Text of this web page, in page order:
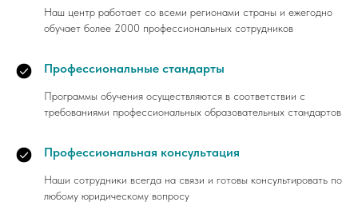
Наш центр работает со всеми регионами страны и ежегодно
обучает более 2000 профессиональных сотрудников
Профессиональные стандарты
Программы обучения осуществляются в соответствии с
требованиями профессиональных образовательных стандартов
Профессиональная консультация
Наши сотрудники всегда на связи и готовы консультировать по
любому юридическому вопросу